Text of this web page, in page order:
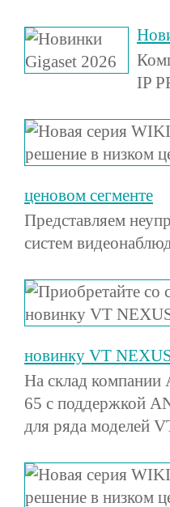
IP
ценовом сегменте
Представляем
систем
новинку VT
На склад компании
65 с поддержкой
для ряда моделей